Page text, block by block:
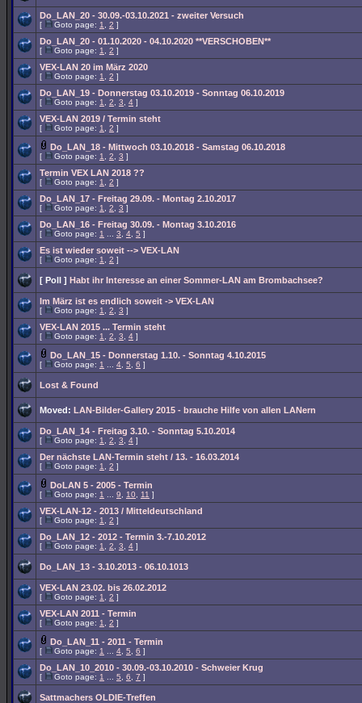
Do_LAN_20 - 30.09.-03.10.2021 - zweiter Versuch
[ Goto page: 1 2 ]
Do_LAN_20 - 01.10.2020 - 04.10.2020 **VERSCHOBEN**
[ Goto page: 1 2 ]
VEX-LAN 20 im März 2020
[ Goto page: 1 2 ]
Do_LAN_19 - Donnerstag 03.10.2019 - Sonntag 06.10.2019
[ Goto page: 1 2 3 4 ]
VEX-LAN 2019 / Termin steht
[ Goto page: 1 2 ]
Do_LAN_18 - Mittwoch 03.10.2018 - Samstag 06.10.2018
[ Goto page: 1 2 3 ]
Termin VEX LAN 2018 ??
[ Goto page: 1 2 ]
Do_LAN_17 - Freitag 29.09. - Montag 2.10.2017
[ Goto page: 1 2 3 ]
Do_LAN_16 - Freitag 30.09. - Montag 3.10.2016
[ Goto page: 1 3 4 5 ]
Es ist wieder soweit --> VEX-LAN
[ Goto page: 1 2 ]
[ Poll ] Habt ihr Interesse an einer Sommer-LAN am Brombachsee?
Im März ist es endlich soweit -> VEX-LAN
[ Goto page: 1 2 3 ]
VEX-LAN 2015 ... Termin steht
[ Goto page: 1 2 3 4 ]
Do_LAN_15 - Donnerstag 1.10. - Sonntag 4.10.2015
[ Goto page: 1 4 5 6 ]
Lost & Found
Moved: LAN-Bilder-Gallery 2015 - brauche Hilfe von allen LANern
Do_LAN_14 - Freitag 3.10. - Sonntag 5.10.2014
[ Goto page: 1 2 3 4 ]
Der nächste LAN-Termin steht / 13. - 16.03.2014
[ Goto page: 1 2 ]
DoLAN 5 - 2005 - Termin
[ Goto page: 1 9 10 11 ]
VEX-LAN-12 - 2013 / Mitteldeutschland
[ Goto page: 1 2 ]
Do_LAN_12 - 2012 - Termin 3.-7.10.2012
[ Goto page: 1 2 3 4 ]
Do_LAN_13 - 3.10.2013 - 06.10.1013
VEX-LAN 23.02. bis 26.02.2012
[ Goto page: 1 2 ]
VEX-LAN 2011 - Termin
[ Goto page: 1 2 ]
Do_LAN_11 - 2011 - Termin
[ Goto page: 1 4 5 6 ]
Do_LAN_10_2010 - 30.09.-03.10.2010 - Schweier Krug
[ Goto page: 1 5 6 7 ]
Sattmachers OLDIE-Treffen